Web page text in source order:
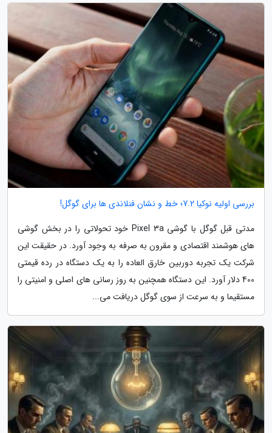
بررسی اولیه نوکیا 7.2؛ خط و نشان فنلاندی ها برای گوگل!
مدتی قبل گوگل با گوشی Pixel 3a خود تحولاتی را در بخش گوشی
های هوشمند اقتصادی و مقرون به صرفه به وجود آورد. در حقیقت این
شرکت یک تجربه دوربین خارق العاده را به یک دستگاه در رده قیمتی
400 دلار آورد. این دستگاه همچنین به روز رسانی های اصلی و امنیتی را
مستقیما و به سرعت از سوی گوگل دریافت می...